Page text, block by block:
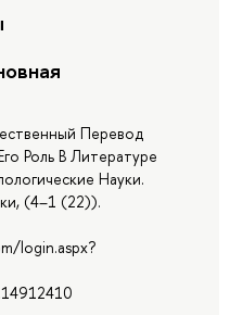
Перевод
Роль В Литературе
Науки.
(4–1 (22)).
login.aspx?